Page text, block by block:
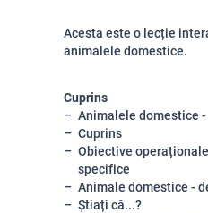
Acesta este o lecție
animalele domestice.
Cuprins
Animalele domestice
Cuprins
Obiective
specifice
Animale domestice -
Știați că...?